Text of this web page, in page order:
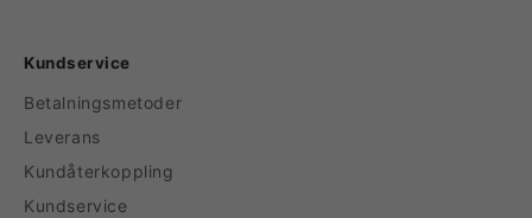
Kundservice
Betalningsmetoder
Leverans
Kundåterkoppling
Kundservice